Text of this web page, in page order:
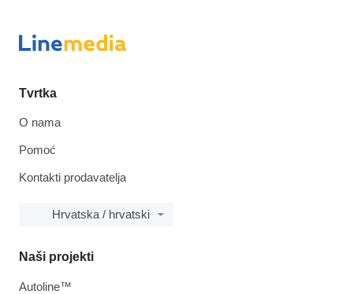
Tvrtka
O nama
Pomoć
Kontakti prodavatelja
Hrvatska / hrvatski
Naši projekti
Autoline™